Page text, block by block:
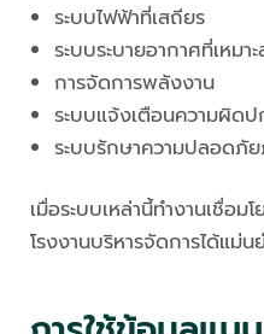
ระบบไฟฟ้าที่เสถียร
ระบบระบายอากาศที่เหมา
การจัดการพลังงาน
ระบบแจ้งเตือนความผิด
ระบบรักษาความปลอดภัย
เมื่อระบบเหล่านี้ทำงานเชื่อ
โรงงานบริหารจัดการได้แม่